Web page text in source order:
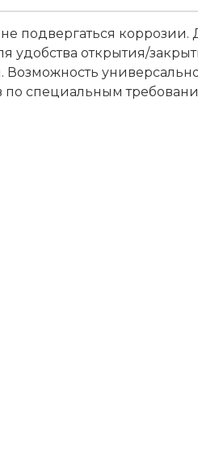
подвергаться коррозии.
открытия/
по специальным